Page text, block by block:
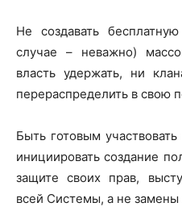
Не создавать
случае – неважно)
власть удержать, ни
перераспределить в свою
Быть готовым
инициировать создание
защите своих прав,
всей Системы, а не замены